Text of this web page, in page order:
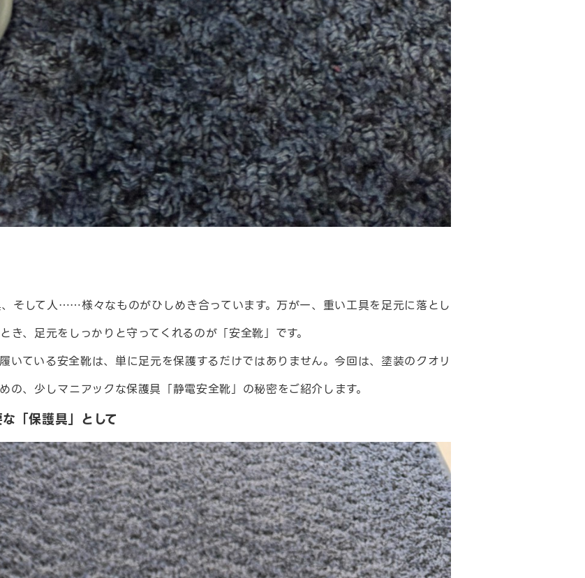
そして人……様々なものがひしめき合っています。万が一、重い工具を足元に落とし
、足元をしっかりと守ってくれるのが「安全靴」です。
いている安全靴は、単に足元を保護するだけではありません。今回は、塗装のクオリ
、少しマニアックな保護具「静電安全靴」の秘密をご紹介します。
「保護具」として